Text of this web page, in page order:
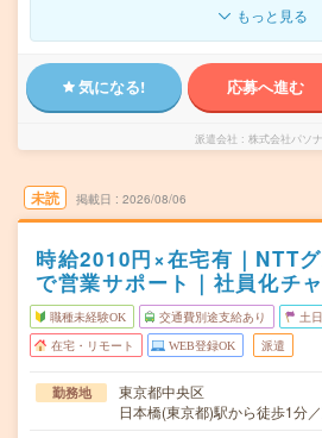
もっと見る
気になる! 応募へ進む
派遣会社 株式会社パソ
未読 掲載日 2026/08/06
時給2010円×在宅有｜NTT
で営業サポート｜社員化チ
職種未経験OK 交通費別途支給あり 土
在宅・リモート WEB登録OK 派遣
勤務地
東京都中央区
日本橋(東京都)駅から徒歩1分